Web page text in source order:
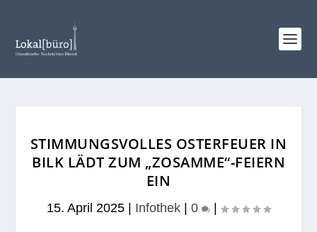
STIMMUNGSVOLLES OSTERFEUER IN
BILK LÄDT ZUM „ZOSAMME“-FEIERN
EIN
15. April 2025 Infothek 0